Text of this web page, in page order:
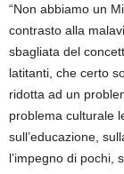
“Non abbiamo un
contrasto alla
sbagliata del
latitanti, che certo
ridotta ad un
problema culturale
sull’educazione,
l’impegno di pochi,